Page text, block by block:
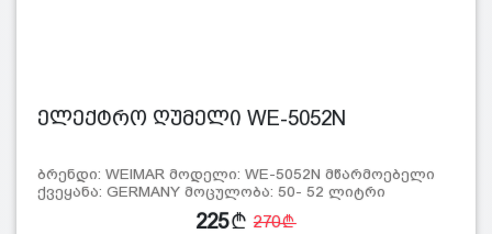
ელექტრო ღუმელი WE-5052N
ბრენდი: WEIMAR მოდელი: WE-5052N მწარმოებელი
ქვეყანა: GERMANY მოცულობა: 50- 52 ლიტრი
225 270